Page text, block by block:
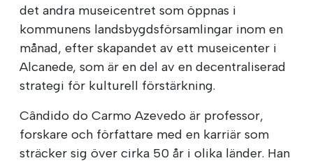
det andra museicentret som öppnas i
kommunens landsbygdsförsamlingar inom en
månad, efter skapandet av ett museicenter i
Alcanede, som är en del av en decentraliserad
strategi för kulturell förstärkning.
Cândido do Carmo Azevedo är professor,
forskare och författare med en karriär som
sträcker sig över cirka 50 år i olika länder. Han